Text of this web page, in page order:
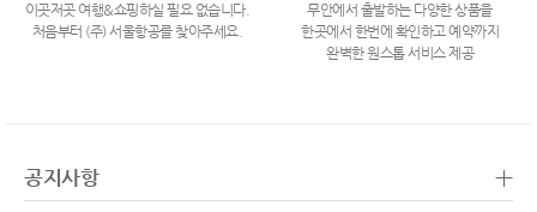
이곳저곳 여행&쇼핑하실 필요 없습니다.
처음부터 (주) 서울항공를 찾아주세요.
무안에서 출발하는 다양한 상품을
한곳에서 한번에 확인하고 예약까지
완벽한 원스톱 서비스 제공
공지사항 +